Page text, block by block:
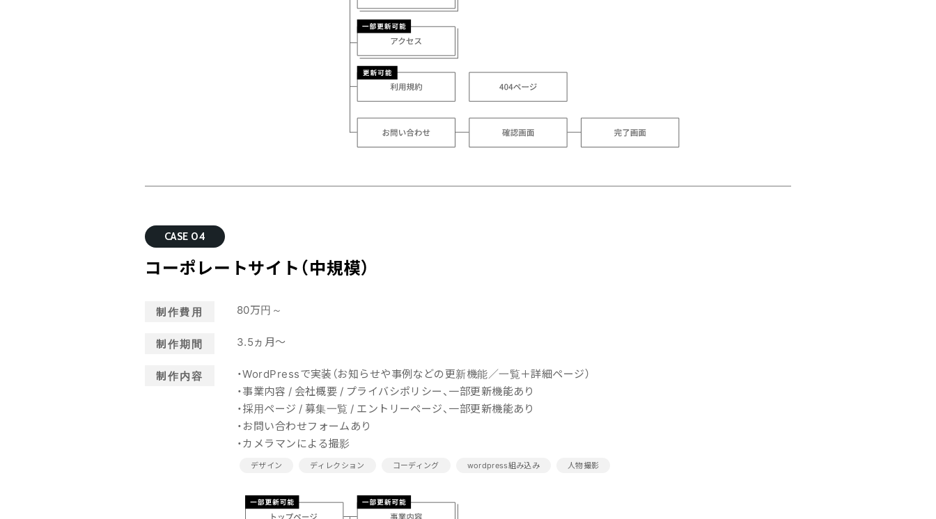
CASE 04
コーポレートサイト（中規模）
制作費用 80万円～
制作期間 3.5ヵ月～
制作内容
・WordPressで実装（お知らせや事例などの更新機能／一覧＋詳細ページ）
・事業内容 / 会社概要 / プライバシポリシー、一部更新機能あり
・採用ページ / 募集一覧 / エントリーページ、一部更新機能あり
・お問い合わせフォームあり
・カメラマンによる撮影
デザイン ディレクション コーディング wordpress組み込み 人物撮影